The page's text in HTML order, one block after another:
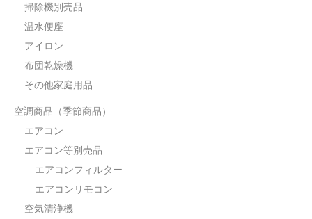
掃除機別売品
温水便座
アイロン
布団乾燥機
その他家庭用品
空調商品（季節商品）
エアコン
エアコン等別売品
エアコンフィルター
エアコンリモコン
空気清浄機